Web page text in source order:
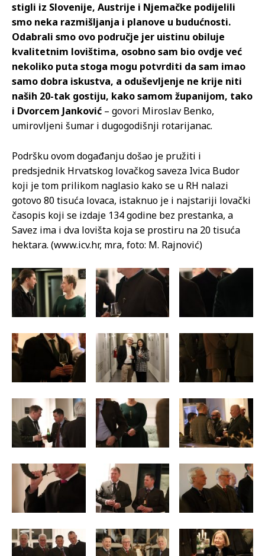
stigli iz Slovenije, Austrije i Njemačke podijelili
smo neka razmišljanja i planove u budućnosti.
Odabrali smo ovo područje jer uistinu obiluje
kvalitetnim lovištima, osobno sam bio ovdje već
nekoliko puta stoga mogu potvrditi da sam imao
samo dobra iskustva, a oduševljenje ne krije niti
naših 20-tak gostiju, kako samom županijom, tako
i Dvorcem Janković – govori Miroslav Benko,
umirovljeni šumar i dugogodišnji rotarijanac.
Podršku ovom događanju došao je pružiti i
predsjednik Hrvatskog lovačkog saveza Ivica Budor
koji je tom prilikom naglasio kako se u RH nalazi
gotovo 80 tisuća lovaca, istaknuo je i najstariji lovački
časopis koji se izdaje 134 godine bez prestanka, a
Savez ima i dva lovišta koja se prostiru na 20 tisuća
hektara. (www.icv.hr, mra, foto: M. Rajnović)